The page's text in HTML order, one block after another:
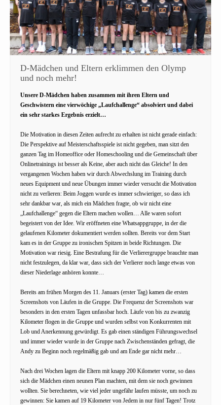
D-Mädchen und Eltern erklimmen den Olymp
und noch mehr!
Unsere D-Mädchen haben zusammen mit ihren Eltern und
Geschwistern eine vierwöchige „Laufchallenge“ absolviert und dabei
ein sehr starkes Ergebnis erzielt…
Die Motivation in diesen Zeiten aufrecht zu erhalten ist nicht gerade einfach:
Die Perspektive auf Meisterschaftsspiele ist nicht gegeben, man sitzt den
ganzen Tag im Homeoffice oder Homeschooling und die Gemeinschaft über
Onlinetrainings ist besser als Keine, aber auch nicht das Gleiche! In den
vergangenen Wochen haben wir durch Abwechslung im Training durch
neues Equipment und neue Übungen immer wieder versucht die Motivation
nicht zu verlieren: Beim Joggen wurde es immer schwieriger, so dass ich
sehr dankbar war, als mich ein Mädchen fragte, ob wir nicht eine
„Laufchallenge“ gegen die Eltern machen wollen… Alle waren sofort
begeistert von der Idee. Wir eröffneten eine Whatsappgruppe, in der die
gelaufenen Kilometer dokumentiert werden sollten. Bereits vor dem Start
kam es in der Gruppe zu ironischen Spitzen in beide Richtungen. Die
Motivation war riesig. Eine Bestrafung für die Verlierergruppe brauchte man
nicht festzulegen, da klar war, dass sich der Verlierer noch lange etwas von
dieser Niederlage anhören konnte…
Bereits am frühen Morgen des 11. Januars (erster Tag) kamen die ersten
Screenshots von Läufen in die Gruppe. Die Frequenz der Screenshots war
besonders in den ersten Tagen unfassbar hoch. Läufe von bis zu zwanzig
Kilometer flogen in die Gruppe und wurden selbst von Konkurrenten mit
Lob und Anerkennung gewürdigt. Es gab einen ständigen Führungswechsel
und immer wieder wurde in der Gruppe nach Zwischenständen gefragt, die
Andy zu Beginn noch regelmäßig gab und am Ende gar nicht mehr…
Nach drei Wochen lagen die Eltern mit knapp 200 Kilometer vorne, so dass
sich die Mädchen einen neunen Plan machten, mit dem sie noch gewinnen
wollten. Sie berechneten, wie viel jeder ungefähr laufen müsste, um noch zu
gewinnen: Sie kamen auf 19 Kilometer von Jedem in nur fünf Tagen! Trotz